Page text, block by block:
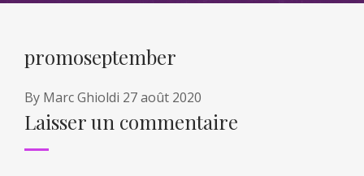
promoseptember
By Marc Ghioldi 27 août 2020
Laisser un commentaire